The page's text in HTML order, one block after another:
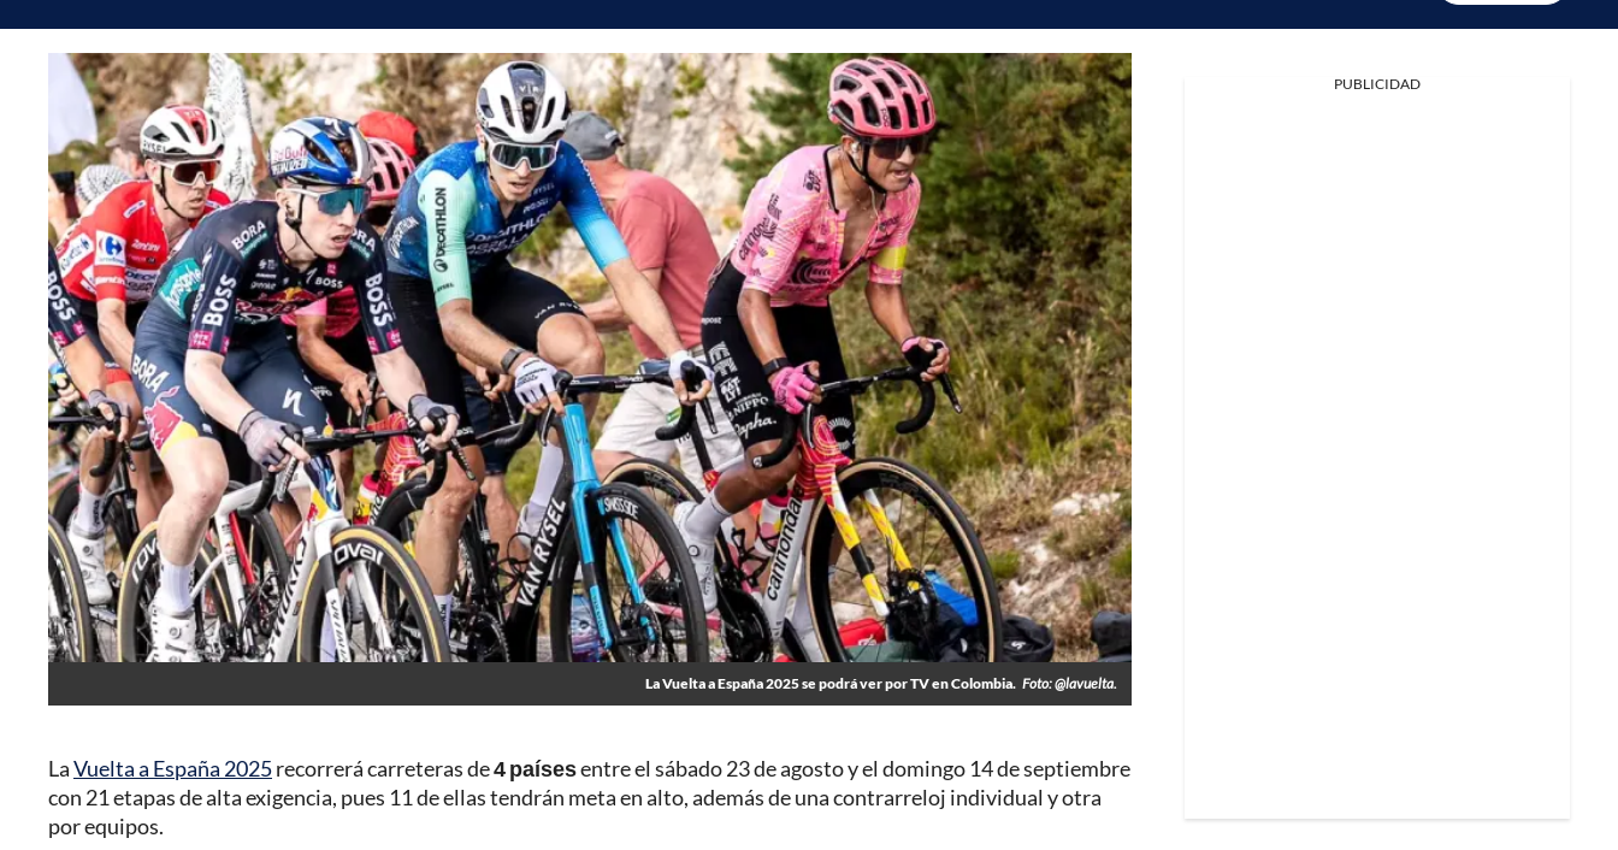
La Vuelta a España 2025 se podrá ver por TV en Colombia. Foto: @lavuelta.
LaVuelta a España 2025recorrerá carreteras de4 paísesentre el sábado 23 de agosto y el domingo 14 de septiembre
con 21 etapas de alta exigencia, pues 11 de ellas tendrán meta en alto, además de una contrarreloj individual y otra
por equipos.
PUBLICIDAD